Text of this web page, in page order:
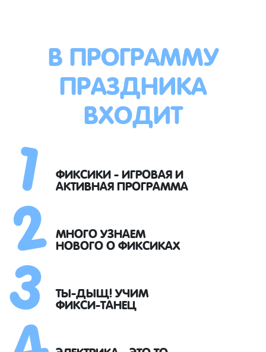
В ПРОГРАММУ
ПРАЗДНИКА
ВХОДИТ
ФИКСИКИ - ИГРОВАЯ И
АКТИВНАЯ ПРОГРАММА
МНОГО УЗНАЕМ
НОВОГО О ФИКСИКАХ
ТЫ-ДЫЩ! УЧИМ
ФИКСИ-ТАНЕЦ